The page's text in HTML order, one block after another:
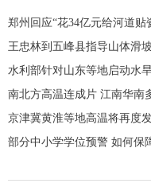
郑州回应“花34亿元给河道贴
王忠林到五峰县指导山体滑
水利部针对山东等地启动水
南北方高温连成片 江南华南
京津冀黄淮等地高温将再度
部分中小学学位预警 如何保